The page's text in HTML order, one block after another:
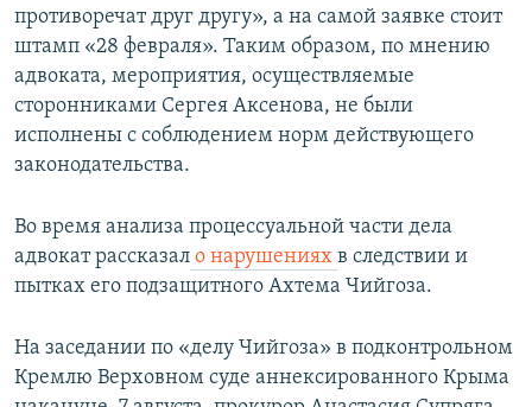
противоречат друг другу», а на самой заявке стоит
штамп «28 февраля». Таким образом, по мнению
адвоката, мероприятия, осуществляемые
сторонниками Сергея Аксенова, не были
исполнены с соблюдением норм действующего
законодательства.
Во время анализа процессуальной части дела
адвокат рассказал о нарушениях в следствии и
пытках его подзащитного Ахтема Чийгоза.
На заседании по «делу Чийгоза» в подконтрольном
Кремлю Верховном суде аннексированного Крыма